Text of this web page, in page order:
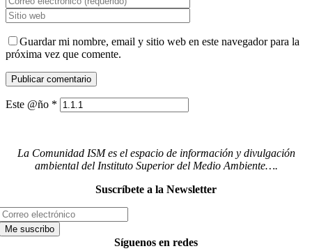
Guardar mi nombre, email y sitio web en este navegador para la
próxima vez que comente.
Este @ño *
La Comunidad ISM es el espacio de información y divulgación
ambiental del Instituto Superior del Medio Ambiente….
Suscríbete a la Newsletter
Síguenos en redes